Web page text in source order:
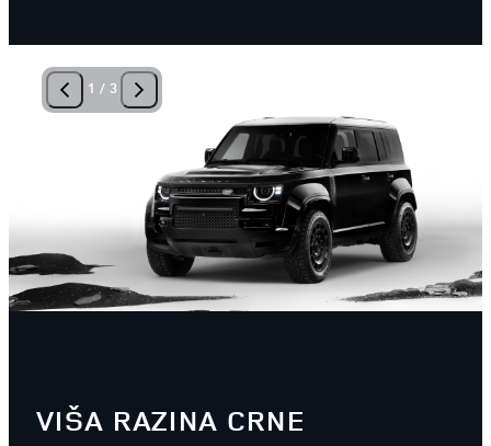
VIŠA RAZINA CRNE
1 / 3